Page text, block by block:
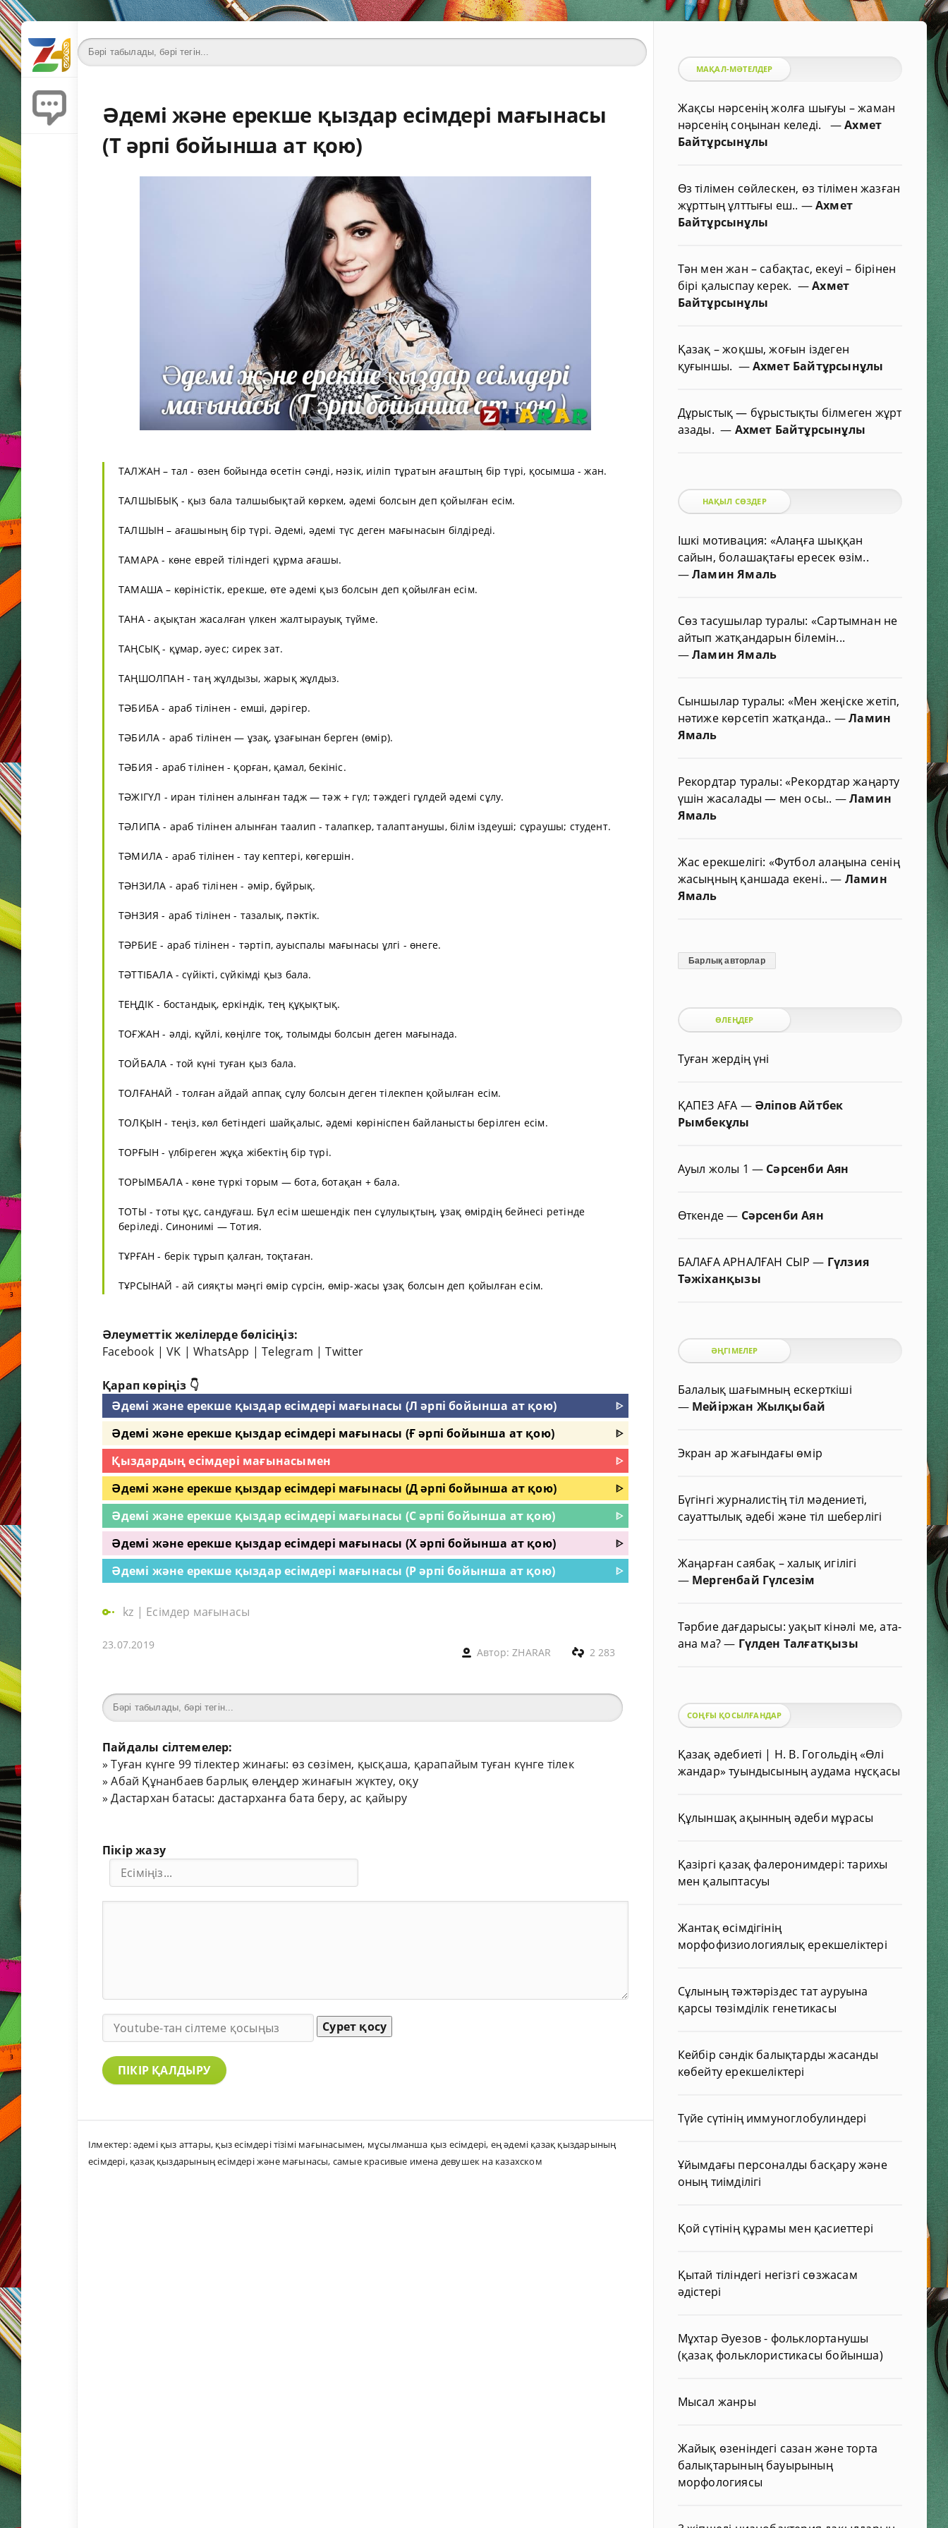
Әдемі және ерекше қыздар есімдері мағынасы
(Т әрпі бойынша ат қою)
ТАЛЖАН – тал - өзен бойында өсетін сәнді, нәзік, иіліп тұратын ағаштың бір түрі, қосымша - жан.
ТАЛШЫБЫҚ - қыз бала талшыбықтай көркем, әдемі болсын деп қойылған есім.
ТАЛШЫН – ағашының бір түрі. Әдемі, әдемі түс деген мағынасын білдіреді.
ТАМАРА - көне еврей тіліндегі құрма ағашы.
ТАМАША – көріністік, ерекше, өте әдемі қыз болсын деп қойылған есім.
ТАНА - ақықтан жасалған үлкен жалтырауық түйме.
ТАҢСЫҚ - құмар, әуес; сирек зат.
ТАҢШОЛПАН - таң жұлдызы, жарық жұлдыз.
ТӘБИБА - араб тілінен - емші, дәрігер.
ТӘБИЛА - араб тілінен — ұзақ, ұзағынан берген (өмір).
ТӘБИЯ - араб тілінен - қорған, қамал, бекініс.
ТӘЖІГҮЛ - иран тілінен алынған тадж — тәж + гүл; тәждегі гұлдей әдемі сұлу.
ТӘЛИПА - араб тілінен алынған таалип - талапкер, талаптанушы, білім іздеуші; сұраушы; студент.
ТӘМИЛА - араб тілінен - тау кептері, көгершін.
ТӘНЗИЛА - араб тілінен - әмір, бұйрық.
ТӘНЗИЯ - араб тілінен - тазалық, пәктік.
ТӘРБИЕ - араб тілінен - тәртіп, ауыспалы мағынасы ұлгі - өнеге.
ТӘТТІБАЛА - сүйікті, сүйкімді қыз бала.
ТЕҢДІК - бостандық, еркіндік, тең құқықтық.
ТОҒЖАН - әлді, кұйлі, көңілге тоқ, толымды болсын деген мағынада.
ТОЙБАЛА - той күні туған қыз бала.
ТОЛҒАНАЙ - толған айдай аппақ сұлу болсын деген тілекпен қойылған есім.
ТОЛҚЫН - теңіз, көл бетіндегі шайқалыс, әдемі көрініспен байланысты берілген есім.
ТОРҒЫН - үлбіреген жұқа жібектің бір түрі.
ТОРЫМБАЛА - көне түркі торым — бота, ботақан + бала.
ТОТЫ - тоты құс, сандуғаш. Бұл есім шешендік пен сұлулықтың, ұзақ өмірдің бейнесі ретінде
беріледі. Синонимі — Тотия.
ТҰРҒАН - берік тұрып қалған, тоқтаған.
ТҰРСЫНАЙ - ай сияқты мәңгі өмір сүрсін, өмір-жасы ұзақ болсын деп қойылған есім.
Әлеуметтік желілерде бөлісіңіз:
Facebook |VK |WhatsApp |Telegram |Twitter
Қарап көріңіз 👇
Әдемі және ерекше қыздар есімдері мағынасы (Л әрпі бойынша ат қою)
ᐈ
Әдемі және ерекше қыздар есімдері мағынасы (Ғ әрпі бойынша ат қою)
ᐈ
Қыздардың есімдері мағынасымен
ᐈ
Әдемі және ерекше қыздар есімдері мағынасы (Д әрпі бойынша ат қою)
ᐈ
Әдемі және ерекше қыздар есімдері мағынасы (С әрпі бойынша ат қою)
ᐈ
Әдемі және ерекше қыздар есімдері мағынасы (Х әрпі бойынша ат қою)
ᐈ
Әдемі және ерекше қыздар есімдері мағынасы (Р әрпі бойынша ат қою)
ᐈ
kz | Есімдер мағынасы
23.07.2019
Автор:ZHARAR 2 283
Пайдалы сілтемелер:
»Туған күнге 99 тілектер жинағы: өз сөзімен, қысқаша, қарапайым туған күнге тілек
»Абай Құнанбаев барлық өлеңдер жинағын жүктеу, оқу
»Дастархан батасы: дастарханға бата беру, ас қайыру
Пікір жазу
Сурет қосу
ПІКІР ҚАЛДЫРУ
Ілмектер:әдемі қыз аттары, қыз есімдері тізімі мағынасымен, мұсылманша қыз есімдері, ең әдемі қазақ қыздарының
есімдері, қазақ қыздарының есімдері және мағынасы, самые красивые имена девушек на казахском
МАҚАЛ-МӘТЕЛДЕР
Жақсы нәрсенің жолға шығуы – жаман
нәрсенің соңынан келеді. —Ахмет
Байтұрсынұлы
Өз тілімен сөйлескен, өз тілімен жазған
жұрттың ұлттығы еш.. —Ахмет
Байтұрсынұлы
Тән мен жан – сабақтас, екеуі – бірінен
бірі қалыспау керек. —Ахмет
Байтұрсынұлы
Қазақ – жоқшы, жоғын іздеген
қуғыншы. —Ахмет Байтұрсынұлы
Дұрыстық — бұрыстықты білмеген жұрт
азады.— Ахмет Байтұрсынұлы
НАҚЫЛ СӨЗДЕР
Ішкі мотивация: «Алаңға шыққан
сайын, болашақтағы ересек өзім..
—Ламин Ямаль
Сөз тасушылар туралы: «Сартымнан не
айтып жатқандарын білемін...
—Ламин Ямаль
Сыншылар туралы: «Мен жеңіске жетіп,
нәтиже көрсетіп жатқанда.. —Ламин
Ямаль
Рекордтар туралы: «Рекордтар жаңарту
үшін жасалады — мен осы.. —Ламин
Ямаль
Жас ерекшелігі: «Футбол алаңына сенің
жасыңның қаншада екені..— Ламин
Ямаль
Барлық авторлар
ӨЛЕҢДЕР
Туған жердің үні
ҚАПЕЗ АҒА — Әліпов Айтбек
Рымбекұлы
Ауыл жолы 1 — Сәрсенби Аян
Өткенде— Сәрсенби Аян
БАЛАҒА АРНАЛҒАН СЫР— Гүлзия
Тәжіханқызы
ӘҢГІМЕЛЕР
Балалық шағымның ескерткіші
— Мейіржан Жылқыбай
Экран ар жағындағы өмір
Бүгінгі журналистің тіл мәдениеті,
сауаттылық әдебі және тіл шеберлігі
Жаңарған саябақ – халық игілігі
— Мергенбай Гүлсезім
Тәрбие дағдарысы: уақыт кінәлі ме, ата-
ана ма?— Гүлден Талғатқызы
СОҢҒЫ ҚОСЫЛҒАНДАР
Қазақ әдебиеті | Н. В. Гогольдің «Өлі
жандар» туындысының аудама нұсқасы
Құлыншақ ақынның әдеби мұрасы
Қазіргі қазақ фалеронимдері: тарихы
мен қалыптасуы
Жантақ өсімдігінің
морфофизиологиялық ерекшеліктері
Сұлының тәжтәріздес тат ауруына
қарсы төзімділік генетикасы
Кейбір сәндік балықтарды жасанды
көбейту ерекшеліктері
Түйе сүтінің иммуноглобулиндері
Ұйымдағы персоналды басқару және
оның тиімділігі
Қой сүтінің құрамы мен қасиеттері
Қытай тіліндегі негізгі сөзжасам
әдістері
Мұхтар Әуезов - фольклортанушы
(қазақ фольклористикасы бойынша)
Мысал жанры
Жайық өзеніндегі сазан және торта
балықтарының бауырының
морфологиясы